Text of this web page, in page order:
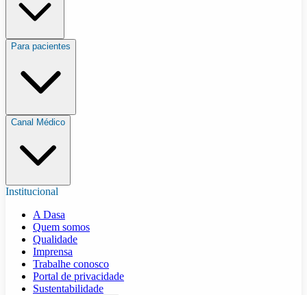
Para pacientes
Canal Médico
Institucional
A Dasa
Quem somos
Qualidade
Imprensa
Trabalhe conosco
Portal de privacidade
Sustentabilidade